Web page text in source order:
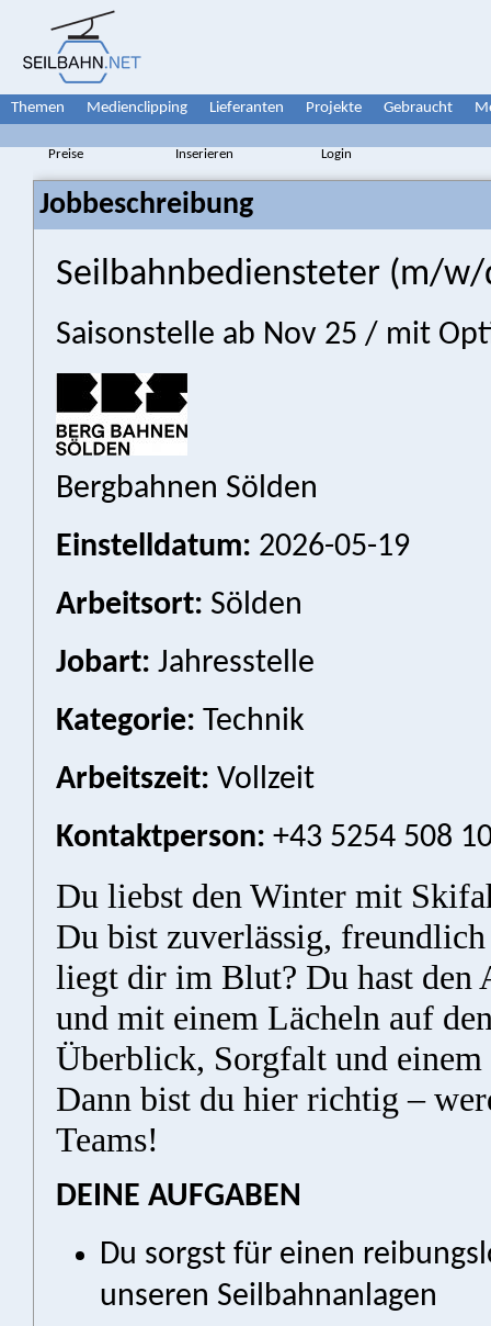
Themen Medienclipping Lieferanten Projekte Gebraucht
Preise Inserieren Login
Jobbeschreibung
Seilbahn­bediensteter (m/
Saisonstelle ab Nov 25 / mit
Bergbahnen Sölden
Einstelldatum: 2026-05-19
Arbeitsort: Sölden
Jobart: Jahresstelle
Kategorie: Technik
Arbeitszeit: Vollzeit
Kontaktperson: +43 5254 508
Du liebst den Winter mit
Du bist zuverlässig,
liegt dir im Blut? Du hast den
und mit einem Lächeln auf
Überblick, Sorgfalt und einem
Dann bist du hier richtig –
Teams!
DEINE AUFGABEN
Du sorgst für einen
unseren Seilbahnanlagen